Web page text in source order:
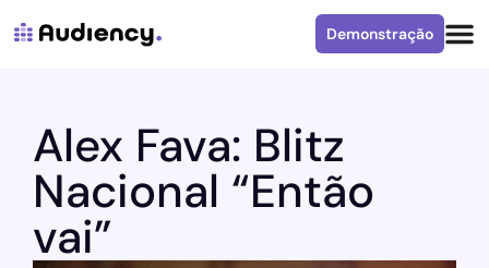
Demonstração
Alex Fava: Blitz
Nacional “Então
vai”